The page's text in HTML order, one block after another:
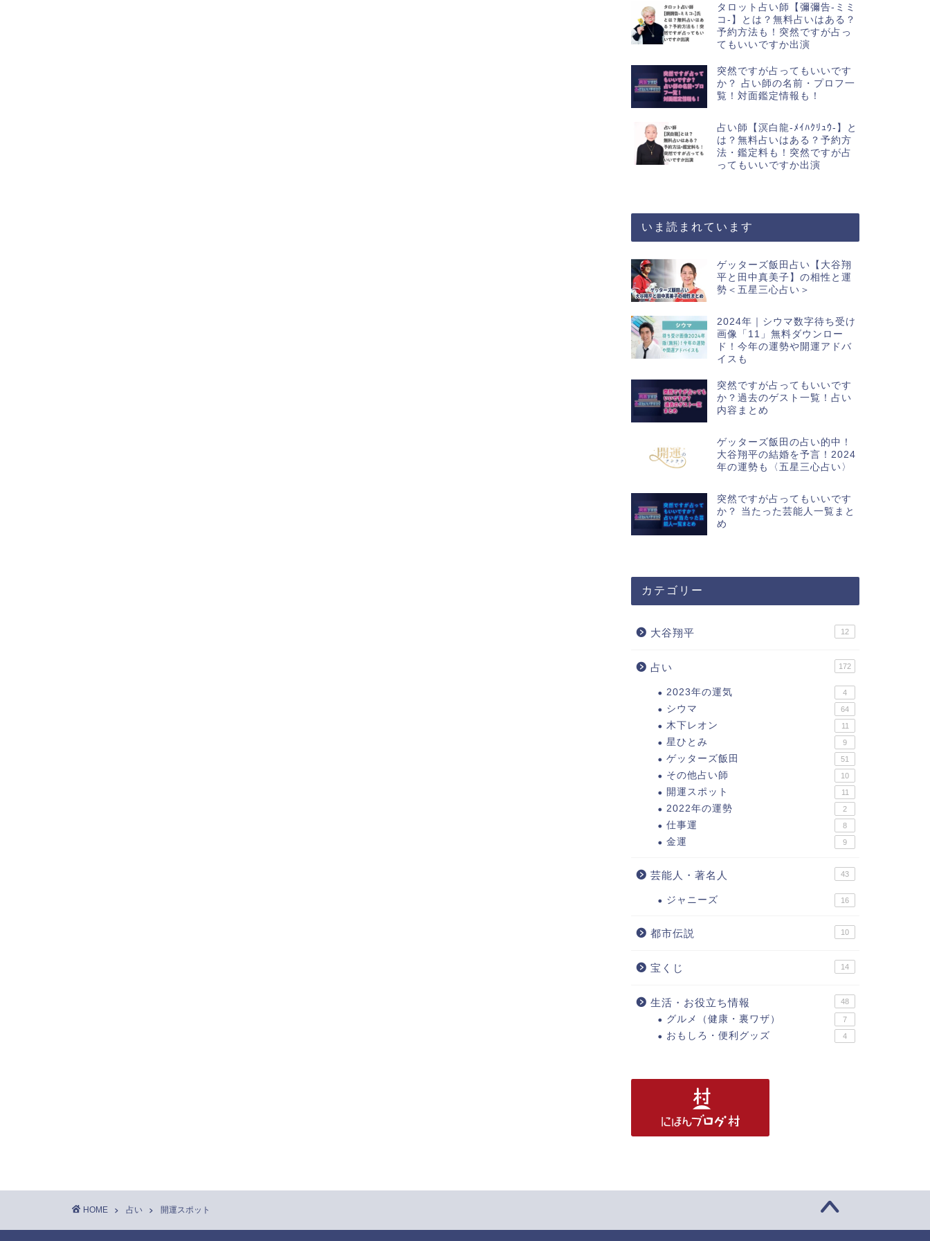
タロット占い師【彌彌告-ミミ
コ-】とは？無料占いはある？
予約方法も！突然ですが占っ
てもいいですか出演
突然ですが占ってもいいです
か？ 占い師の名前・プロフ一
覧！対面鑑定情報も！
占い師【溟白龍-ﾒｲﾊｸﾘｭｳ-】と
は？無料占いはある？予約方
法・鑑定料も！突然ですが占
ってもいいですか出演
いま読まれています
ゲッターズ飯田占い【大谷翔
平と田中真美子】の相性と運
勢＜五星三心占い＞
2024年｜シウマ数字待ち受け
画像「11」無料ダウンロー
ド！今年の運勢や開運アドバ
イスも
突然ですが占ってもいいです
か？過去のゲスト一覧！占い
内容まとめ
ゲッターズ飯田の占い的中！
大谷翔平の結婚を予言！2024
年の運勢も〈五星三心占い〉
突然ですが占ってもいいです
か？ 当たった芸能人一覧まと
め
カテゴリー
大谷翔平 12
占い 172
2023年の運気 4
シウマ 64
木下レオン 11
星ひとみ 9
ゲッターズ飯田 51
その他占い師 10
開運スポット 11
2022年の運勢 2
仕事運 8
金運 9
芸能人・著名人 43
ジャニーズ 16
都市伝説 10
宝くじ 14
生活・お役立ち情報 48
グルメ（健康・裏ワザ） 7
おもしろ・便利グッズ 4
HOME 占い 開運スポット